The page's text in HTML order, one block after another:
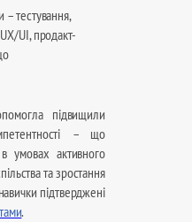
– тестування,
UI, продакт-
підвищили
– що
умовах активного
та зростання
підтверджені
.